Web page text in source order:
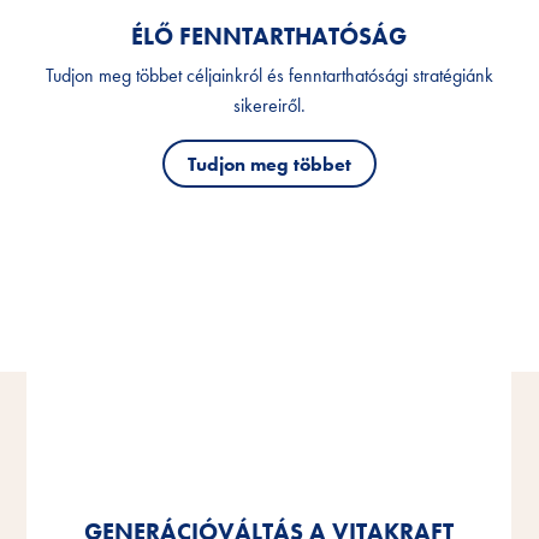
ÉLŐ FENNTARTHATÓSÁG
Tudjon meg többet céljainkról és fenntarthatósági stratégiánk
sikereiről.
Tudjon meg többet
SARINA HAMANN ÁTVESZI A
GENERÁCIÓVÁLTÁS A VITAKRAFT
SARINA HAMANN ÁTVESZI A
GENERÁCIÓVÁLTÁS A VITAKRAFT